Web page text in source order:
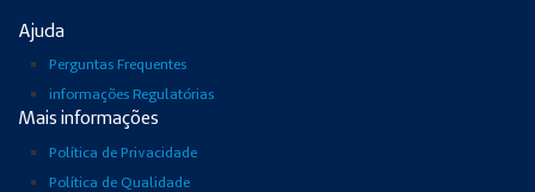
Ajuda
Perguntas Frequentes
informações Regulatórias
Mais informações
Política de Privacidade
Política de Qualidade